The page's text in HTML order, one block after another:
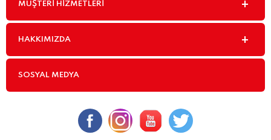
MÜŞTERI HIZMETLERI
HAKKIMIZDA
SOSYAL MEDYA